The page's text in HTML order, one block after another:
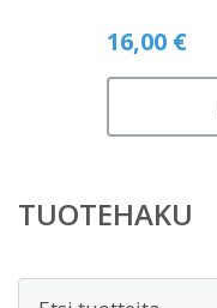
16,00 €
TUOTEHAKU